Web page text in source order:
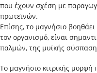
που έχουν σχέση με
πρωτεϊνών.
Επίσης, το μαγνήσιο
τον οργανισμό, είναι
παλμών, της μυϊκής
Το μαγνήσιο κιτρικής μορφή